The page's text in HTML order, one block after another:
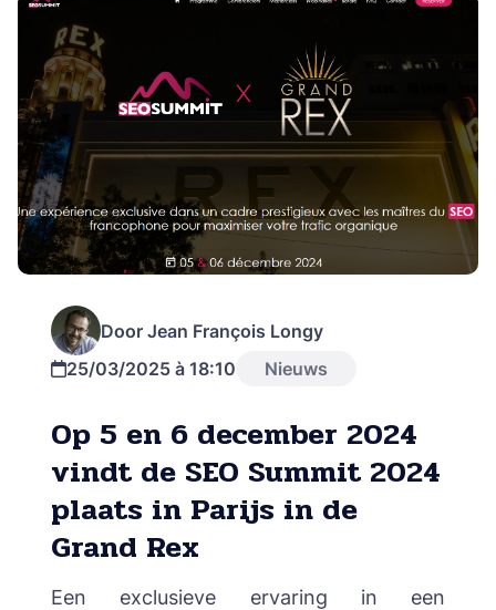
Door Jean François Longy
25/03/2025 à 18:10
Nieuws
Op 5 en 6 december 2024
vindt de SEO Summit 2024
plaats in Parijs in de
Grand Rex
Een exclusieve ervaring in een